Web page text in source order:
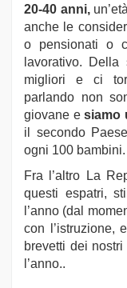
20-40 anni,
anche le
o pensionati o
lavorativo.
migliori e ci
parlando non
giovane esiamo
il secondo
ogni 100 bambini.
Fra l’altro La
questi espatri,
l’anno (dal
con l’istruzione,
brevetti dei
l’anno..